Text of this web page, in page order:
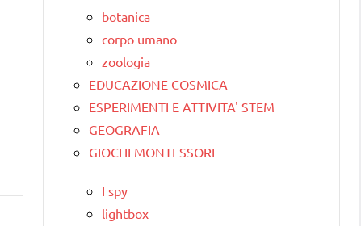
botanica
corpo umano
zoologia
EDUCAZIONE COSMICA
ESPERIMENTI E ATTIVITA' STEM
GEOGRAFIA
GIOCHI MONTESSORI
I spy
lightbox